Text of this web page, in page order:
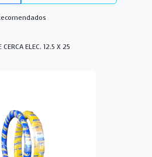
CERCA ELEC. 12.5 X 25